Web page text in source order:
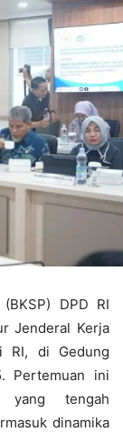
DPD RI
Jenderal Kerja
RI, di Gedung
Pertemuan ini
yang tengah
dinamika